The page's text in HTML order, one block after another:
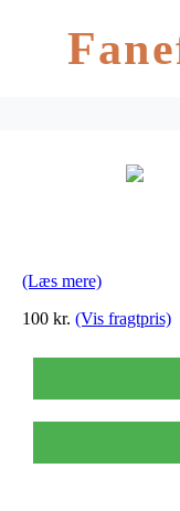
(Læs mere)
100 kr. (Vis fragtpris)